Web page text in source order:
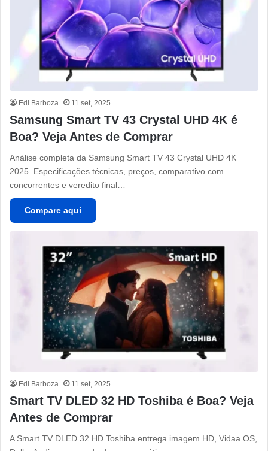
Edi Barboza 11 set, 2025
Samsung Smart TV 43 Crystal UHD 4K é
Boa? Veja Antes de Comprar
Análise completa da Samsung Smart TV 43 Crystal UHD 4K
2025. Especificações técnicas, preços, comparativo com
concorrentes e veredito final…
Compare aqui
Edi Barboza 11 set, 2025
Smart TV DLED 32 HD Toshiba é Boa? Veja
Antes de Comprar
A Smart TV DLED 32 HD Toshiba entrega imagem HD, Vidaa OS,